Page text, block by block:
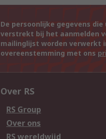
De persoonlijke gegevens die
verstrekt bij het aanmelden
mailinglijst worden verwerkt
overeenstemming met ons
Over RS
RS Group
Over ons
RS wereldwijd